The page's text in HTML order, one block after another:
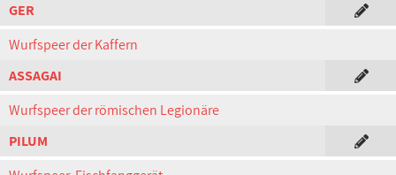
GER
Wurfspeer der Kaffern
ASSAGAI
Wurfspeer der römischen Legionäre
PILUM